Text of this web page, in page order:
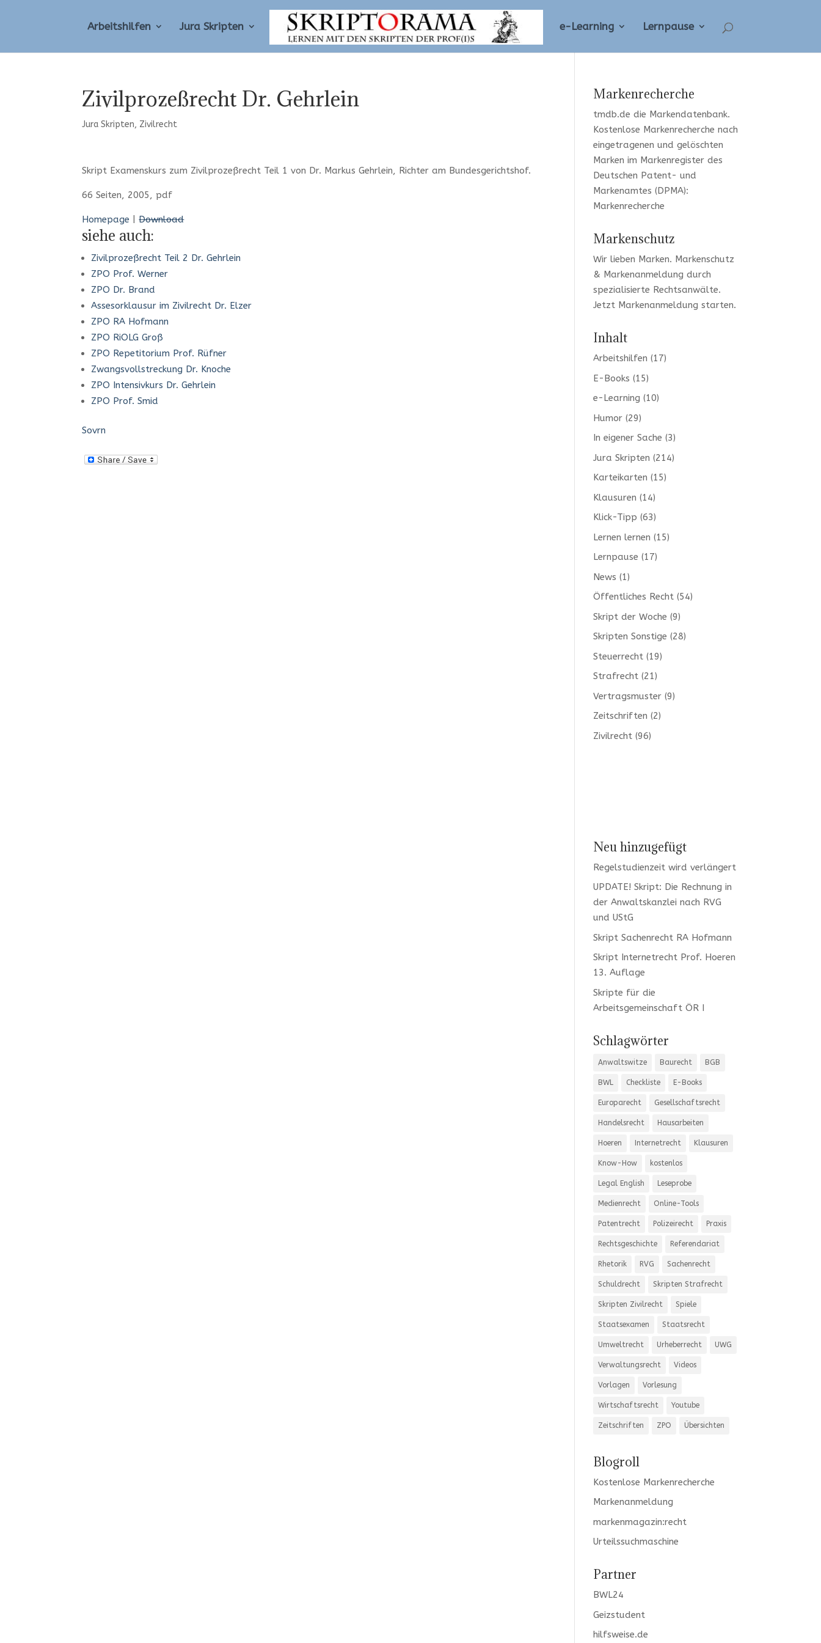
Arbeitshilfen Jura Skripten e-Learning Lernpause
Zivilprozeßrecht Dr. Gehrlein
Jura Skripten, Zivilrecht
Skript Examenskurs zum Zivilprozeßrecht Teil 1 von Dr. Markus Gehrlein, Richter am Bundesgerichtshof.
66 Seiten, 2005, pdf
Homepage |Download
siehe auch:
Zivilprozeßrecht Teil 2 Dr. Gehrlein
ZPO Prof. Werner
ZPO Dr. Brand
Assesorklausur im Zivilrecht Dr. Elzer
ZPO RA Hofmann
ZPO RiOLG Groß
ZPO Repetitorium Prof. Rüfner
Zwangsvollstreckung Dr. Knoche
ZPO Intensivkurs Dr. Gehrlein
ZPO Prof. Smid
Sovrn
Markenrecherche
tmdb.de die Markendatenbank.
Kostenlose Markenrecherche nach
eingetragenen und gelöschten
Marken im Markenregister des
Deutschen Patent- und
Markenamtes (DPMA):
Markenrecherche
Markenschutz
Wir lieben Marken. Markenschutz
& Markenanmeldung durch
spezialisierte Rechtsanwälte.
Jetzt Markenanmeldung starten.
Inhalt
Arbeitshilfen (17)
E-Books (15)
e-Learning (10)
Humor(29)
In eigener Sache (3)
Jura Skripten (214)
Karteikarten (15)
Klausuren (14)
Klick-Tipp (63)
Lernen lernen (15)
Lernpause (17)
News (1)
Öffentliches Recht(54)
Skript der Woche (9)
Skripten Sonstige (28)
Steuerrecht(19)
Strafrecht(21)
Vertragsmuster(9)
Zeitschriften (2)
Zivilrecht(96)
Neu hinzugefügt
Regelstudienzeit wird verlängert
UPDATE! Skript: Die Rechnung in
der Anwaltskanzlei nach RVG
und UStG
Skript Sachenrecht RA Hofmann
Skript Internetrecht Prof. Hoeren
13. Auflage
Skripte für die
Arbeitsgemeinschaft ÖR I
Schlagwörter
Anwaltswitze Baurecht BGB
BWL Checkliste E-Books
Europarecht Gesellschaftsrecht
Handelsrecht Hausarbeiten
Hoeren Internetrecht Klausuren
Know-How kostenlos
Legal English Leseprobe
Medienrecht Online-Tools
Patentrecht Polizeirecht Praxis
Rechtsgeschichte Referendariat
Rhetorik RVG Sachenrecht
Schuldrecht Skripten Strafrecht
Skripten Zivilrecht Spiele
Staatsexamen Staatsrecht
Umweltrecht Urheberrecht UWG
Verwaltungsrecht Videos
Vorlagen Vorlesung
Wirtschaftsrecht Youtube
Zeitschriften ZPO Übersichten
Blogroll
Kostenlose Markenrecherche
Markenanmeldung
markenmagazin:recht
Urteilssuchmaschine
Partner
BWL24
Geizstudent
hilfsweise.de